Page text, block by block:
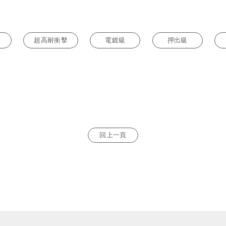
超高耐衝擊 電鍍級 押出級
回上一頁